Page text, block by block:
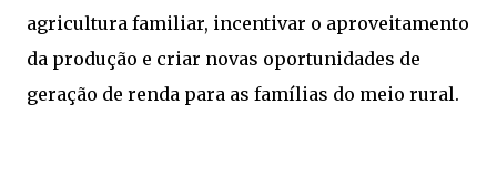
agricultura familiar, incentivar o aproveitamento
da produção e criar novas oportunidades de
geração de renda para as famílias do meio rural.